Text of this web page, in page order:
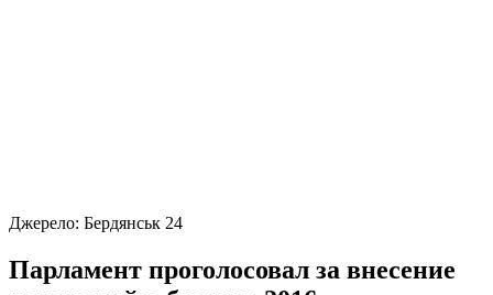
Джерело: Бердянськ 24
Парламент проголосовал за внесение